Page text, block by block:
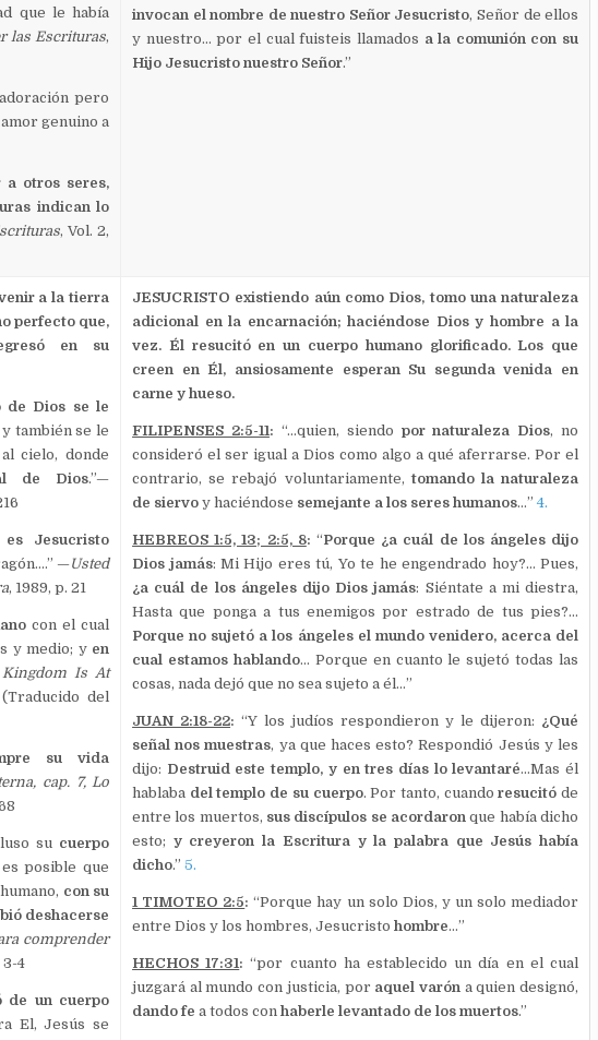
que le había
las Escrituras,
pero
genuino a
a otros seres,
indican lo
, Vol. 2,
invocan el nombre de nuestro Señor Jesucristo, Señor de ellos
y nuestro… por el cual fuisteis llamados a la comunión con su
Hijo Jesucristo nuestro Señor.”
a la tierra
perfecto que,
en su
de Dios se le
también se le
cielo, donde
de Dios.”—
Jesucristo
—Usted
, 1989, p. 21
con el cual
y medio; y en
Kingdom Is At
del
su vida
cap. 7, Lo
su cuerpo
posible que
con su
deshacerse
comprender
3-4
de un cuerpo
El, Jesús se
JESUCRISTO existiendo aún como Dios, tomo una naturaleza
adicional en la encarnación; haciéndose Dios y hombre a la
vez. Él resucitó en un cuerpo humano glorificado. Los que
creen en Él, ansiosamente esperan Su segunda venida en
carne y hueso.
FILIPENSES 2:5-11: “…quien, siendo por naturaleza Dios, no
consideró el ser igual a Dios como algo a qué aferrarse. Por el
contrario, se rebajó voluntariamente,tomando la naturaleza
de siervo y haciéndose semejante a los seres humanos…”4.
HEBREOS 1:5, 13; 2:5, 8: “Porque ¿a cuál de los ángeles dijo
Dios jamás: Mi Hijo eres tú, Yo te he engendrado hoy?… Pues,
¿a cuál de los ángeles dijo Dios jamás: Siéntate a mi diestra,
Hasta que ponga a tus enemigos por estrado de tus pies?…
Porque no sujetó a los ángeles el mundo venidero, acerca del
cual estamos hablando… Porque en cuanto le sujetó todas las
cosas, nada dejó que no sea sujeto a él…”
JUAN 2:18-22: “Y los judíos respondieron y le dijeron: ¿Qué
señal nos muestras, ya que haces esto? Respondió Jesús y les
dijo: Destruid este templo, y en tres días lo levantaré…Mas él
hablaba del templo de su cuerpo. Por tanto, cuando resucitó de
entre los muertos, sus discípulos se acordaron que había dicho
esto; y creyeron la Escritura y la palabra que Jesús había
dicho.”5.
1 TIMOTEO 2:5: “Porque hay un solo Dios, y un solo mediador
entre Dios y los hombres, Jesucristohombre…”
HECHOS 17:31: “por cuanto ha establecido un día en el cual
juzgará al mundo con justicia, por aquel varóna quien designó,
dando fe a todos conhaberle levantado de los muertos.”